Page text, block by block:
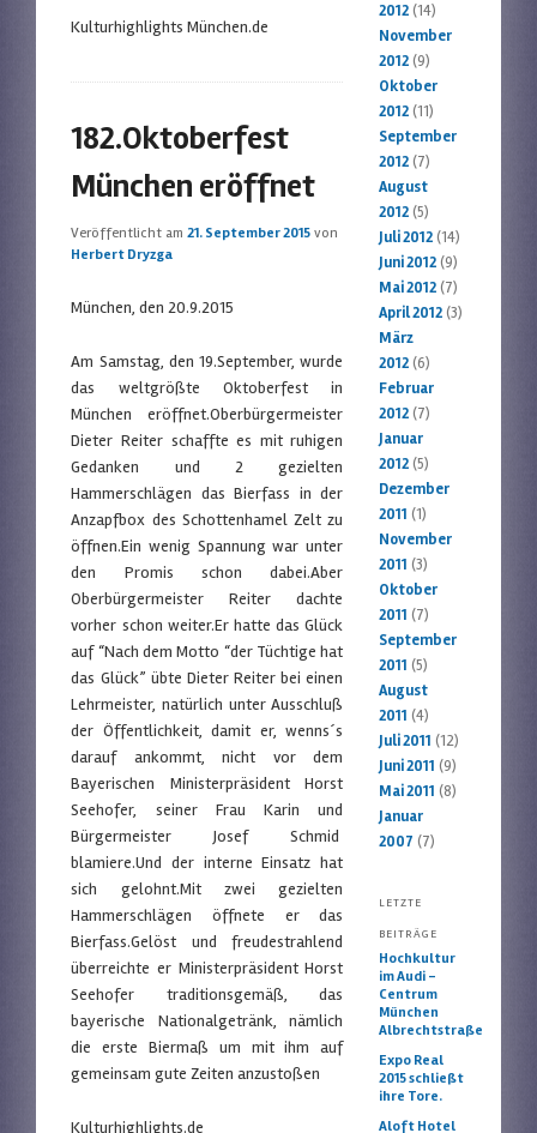
Kulturhighlights München.de
182.Oktoberfest
München eröffnet
Veröffentlicht am21. September 2015 von
Herbert Dryzga
München, den 20.9.2015
Am Samstag, den 19.September, wurde
das weltgrößte Oktoberfest in
München eröffnet.Oberbürgermeister
Dieter Reiter schaffte es mit ruhigen
Gedanken und 2 gezielten
Hammerschlägen das Bierfass in der
Anzapfbox des Schottenhamel Zelt zu
öffnen.Ein wenig Spannung war unter
den Promis schon dabei.Aber
Oberbürgermeister Reiter dachte
vorher schon weiter.Er hatte das Glück
auf “Nach dem Motto “der Tüchtige hat
das Glück” übte Dieter Reiter bei einen
Lehrmeister, natürlich unter Ausschluß
der Öffentlichkeit, damit er, wenns´s
darauf ankommt, nicht vor dem
Bayerischen Ministerpräsident Horst
Seehofer, seiner Frau Karin und
Bürgermeister Josef Schmid
blamiere.Und der interne Einsatz hat
sich gelohnt.Mit zwei gezielten
Hammerschlägen öffnete er das
Bierfass.Gelöst und freudestrahlend
überreichte er Ministerpräsident Horst
Seehofer traditionsgemäß, das
bayerische Nationalgetränk, nämlich
die erste Biermaß um mit ihm auf
gemeinsam gute Zeiten anzustoßen
Kulturhighlights.de
2012(14)
November
2012(9)
Oktober
2012(11)
September
2012(7)
August
2012(5)
Juli 2012(14)
Juni 2012(9)
Mai 2012(7)
April 2012(3)
März
2012(6)
Februar
2012(7)
Januar
2012(5)
Dezember
2011 (1)
November
2011 (3)
Oktober
2011 (7)
September
2011 (5)
August
2011 (4)
Juli 2011 (12)
Juni 2011 (9)
Mai 2011 (8)
Januar
2007 (7)
LETZTE
BEITRÄGE
Hochkultur
im Audi –
Centrum
München
Albrechtstraße
Expo Real
2015 schließt
ihre Tore.
Aloft Hotel